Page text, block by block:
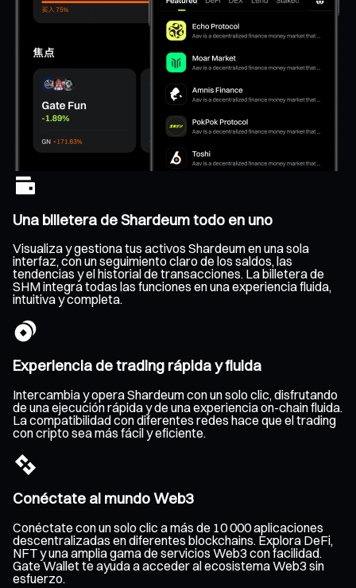
Una billetera de Shardeum todo en uno
Visualiza y gestiona tus activos Shardeum en una sola
interfaz, con un seguimiento claro de los saldos, las
tendencias y el historial de transacciones. La billetera de
SHM integra todas las funciones en una experiencia fluida,
intuitiva y completa.
Experiencia de trading rápida y fluida
Intercambia y opera Shardeum con un solo clic, disfrutando
de una ejecución rápida y de una experiencia on-chain fluida.
La compatibilidad con diferentes redes hace que el trading
con cripto sea más fácil y eficiente.
Conéctate al mundo Web3
Conéctate con un solo clic a más de 10 000 aplicaciones
descentralizadas en diferentes blockchains. Explora DeFi,
NFT y una amplia gama de servicios Web3 con facilidad.
Gate Wallet te ayuda a acceder al ecosistema Web3 sin
esfuerzo.